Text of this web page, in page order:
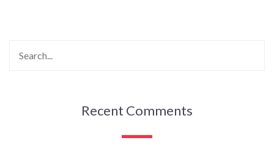
Recent Comments